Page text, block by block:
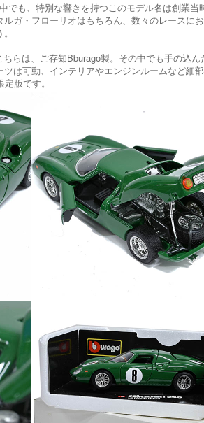
でも、特別な響きを持つこのモデル名は創業
ガ・フローリオはもちろん、数々のレース
らは、ご存知Bburago製。その中でも手の込
は可動、インテリアやエンジンルームなど細
版です。